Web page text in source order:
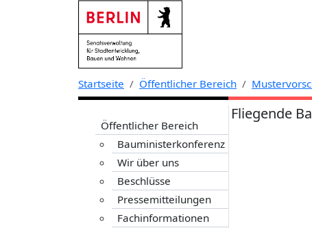
Startseite Öffentlicher Bereich
Öffentlicher Bereich
Bauministerkonferenz
Wir über uns
Beschlüsse
Pressemitteilungen
Fachinformationen
Fliegende